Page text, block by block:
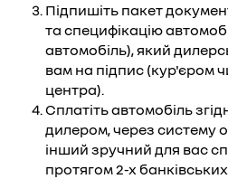
Підпишіть пакет
та специфікацію
автомобіль), який
вам на підпис (кур'єром
центра).
Сплатіть автомобіль
дилером, через систему
інший зручний для вас
протягом 2-х банківських